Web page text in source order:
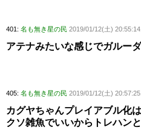
401: 名も無き星の民 2019/01/12(土)
アテナみたいな感じでガルー
405: 名も無き星の民 2019/01/12(土)
カグヤちゃんプレイアブル化
クソ雑魚でいいからトレハン